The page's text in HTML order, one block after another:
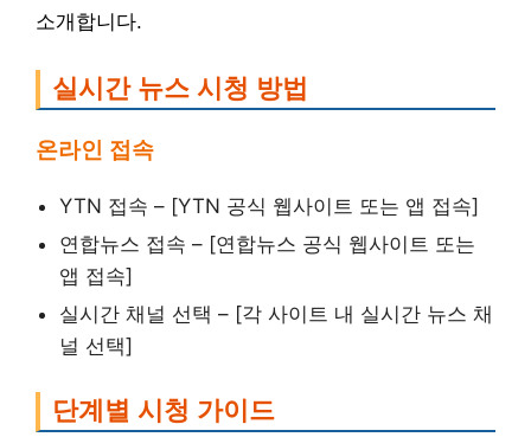
소개합니다.
실시간 뉴스 시청 방법
온라인 접속
YTN 접속 – [YTN 공식 웹사이트 또는 앱 접속]
연합뉴스 접속 – [연합뉴스 공식 웹사이트 또는
앱 접속]
실시간 채널 선택 – [각 사이트 내 실시간 뉴스 채
널 선택]
단계별 시청 가이드